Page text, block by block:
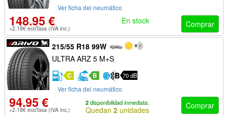
Ver ficha del neumático
148.95 €
+2.18€ ecoTasa (IVA inc.) Comprar
En stock
215/55 R18 99W
ULTRA ARZ 5 M+S
C B 70 dB
Ver ficha del neumático
94.95 €
+2.18€ ecoTasa (IVA inc.) Comprar
2disponibilidad inmediata.
Quedan 2unidades